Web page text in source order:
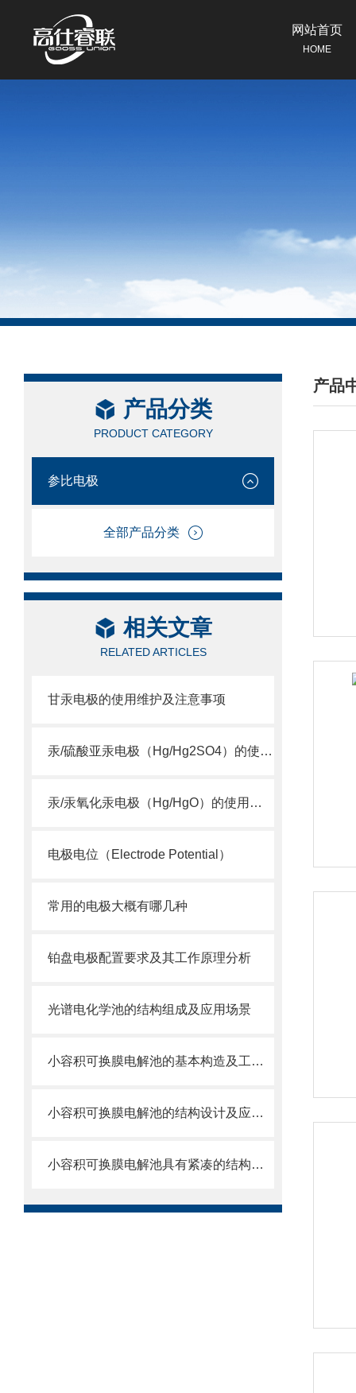
网站首页
HOME
产品分类
PRODUCT CATEGORY
参比电极
全部产品分类
相关文章
RELATED ARTICLES
甘汞电极的使用维护及注意事项
汞/硫酸亚汞电极（Hg/Hg2SO4）的使用维护及注意事项
汞/汞氧化汞电极（Hg/HgO）的使用维护及注意事项
电极电位（Electrode Potential）
常用的电极大概有哪几种
铂盘电极配置要求及其工作原理分析
光谱电化学池的结构组成及应用场景
小容积可换膜电解池的基本构造及工作原理
小容积可换膜电解池的结构设计及应用领域
小容积可换膜电解池具有紧凑的结构设计，占用空间小
产品
/